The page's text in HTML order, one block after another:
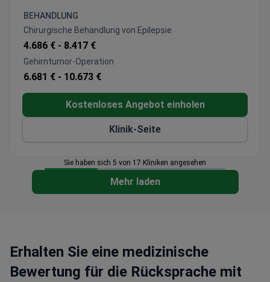
kombinierte Herz-Nieren-Transplantationen
durchführen.
Gleneagles Global Health City ist spezialisiert auf
Organ- und Knochenmarktransplantation, Kardiologie,
Pulmologie (Behandlung der Lunge) und Onkologie.
Global Hospitals Medical Group, die jährlich 2
Millionen Patienten aufnimmt.
BEHANDLUNG
Chirurgische Behandlung von Epilepsie
4.686 € - 8.417 €
Gehirntumor-Operation
6.681 € - 10.673 €
Kostenloses Angebot einholen
Klinik-Seite
Sie haben sich 5 von 17 Kliniken angesehen
Mehr laden
Erhalten Sie eine medizinische
Bewertung für die Rücksprache mit